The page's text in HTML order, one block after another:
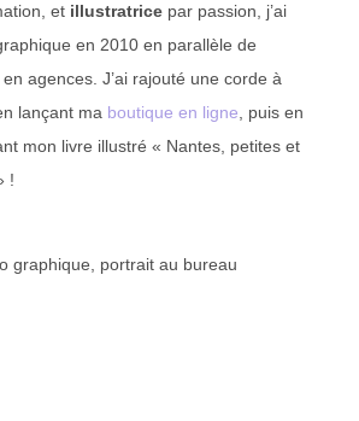
et illustratricepar passion, j’ai
en 2010 en parallèle de
agences. J’ai rajouté une corde à
lançant ma boutique en ligne, puis en
mon livre illustré « Nantes, petites et
!